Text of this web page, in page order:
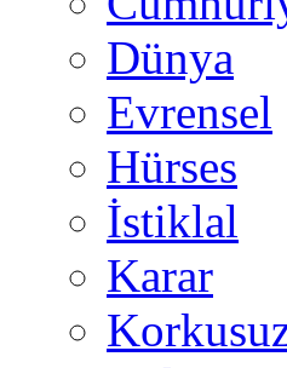
Dünya
Evrensel
Hürses
İstiklal
Karar